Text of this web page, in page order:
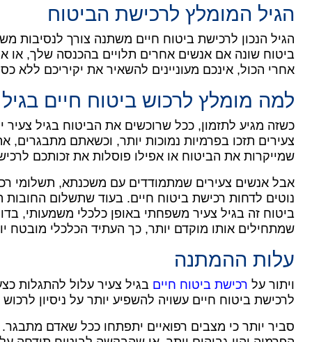
הגיל המומלץ לרכישת הביטוח
הגיל הנכון לרכישת ביטוח חיים משתנה צורך לנסיבות
ביטוח שונה אם אנשים אחרים תלויים בהכנסה שלך, או
אחרי הכול, אינכם מעוניינים להשאיר את יקיריכם ללא
למה מומלץ לרכוש ביטוח חיים
כשזה מגיע לתזמון, ככל שרוכשים את הביטוח בגיל צעיר
צעירים תזכו בפרמיות נמוכות יותר, וכשאתם מתבגרים,
שמייקרות את הביטוח או אפילו פוסלות את זכותכם
אבל אנשים צעירים שמתמודדים עם משכנתא, תשלומי
נוטים לדחות רכישת ביטוח חיים. בעוד שתשלום החובות
ביטוח זה בגיל צעיר משפחתי באופן כלכלי משמעותי,
שמתחילים אותו מוקדם יותר, כך העתיד הכלכלי מובטח
עלות ההמתנה
ויתור על רכישת ביטוח חיים בגיל צעיר עלול להתגלות
לרכישת ביטוח חיים עשויה להשפיע יותר על ניסיון
סביר יותר כי מצבים רפואיים יתפתחו ככל שאדם